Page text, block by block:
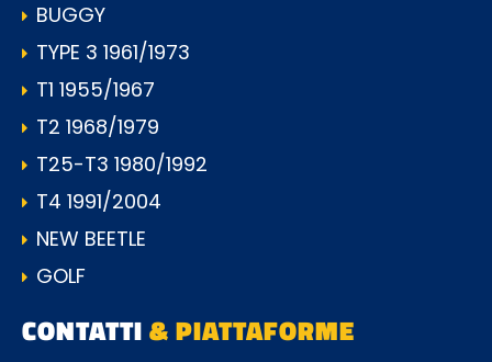
BUGGY
TYPE 3 1961/1973
T1 1955/1967
T2 1968/1979
T25-T3 1980/1992
T4 1991/2004
NEW BEETLE
GOLF
CONTATTI& PIATTAFORME